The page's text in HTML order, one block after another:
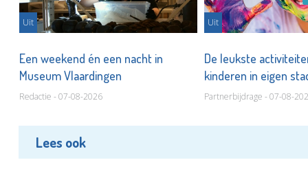
Uit
Een weekend én een nacht in
Museum Vlaardingen
Redactie - 07-08-2026
Uit
De leukste
kinderen in eigen
Partnerbijdrage - 07-08-
Lees ook